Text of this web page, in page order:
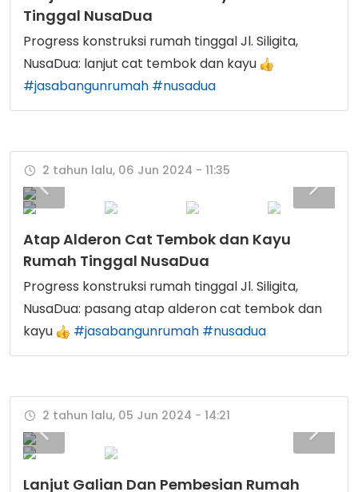
Tinggal NusaDua
Progress konstruksi rumah tinggal Jl. Siligita,
NusaDua: lanjut cat tembok dan kayu
#jasabangunrumah #nusadua
2 tahun lalu, 06 Jun 2024 - 11:35
Atap Alderon Cat Tembok dan Kayu
Rumah Tinggal NusaDua
Progress konstruksi rumah tinggal Jl. Siligita,
NusaDua: pasang atap alderon cat tembok dan
kayu
#jasabangunrumah #nusadua
2 tahun lalu, 05 Jun 2024 - 14:21
Lanjut Galian Dan Pembesian Rumah